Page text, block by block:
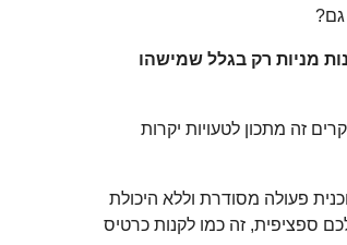
גם?
מניות רק בגלל שמישהו
זה מתכון לטעויות יקרות
פעולה מסודרת וללא היכולת
ספציפית, זה כמו לקנות כרטיס